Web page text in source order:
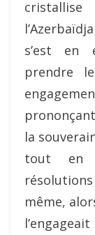
s’est en
prendre
la
tout en
même,